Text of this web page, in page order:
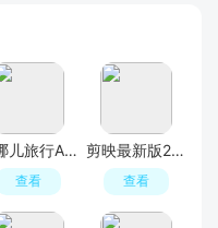
去哪儿旅行APP官方免费版
查看
剪映最新版2026手机版
查看